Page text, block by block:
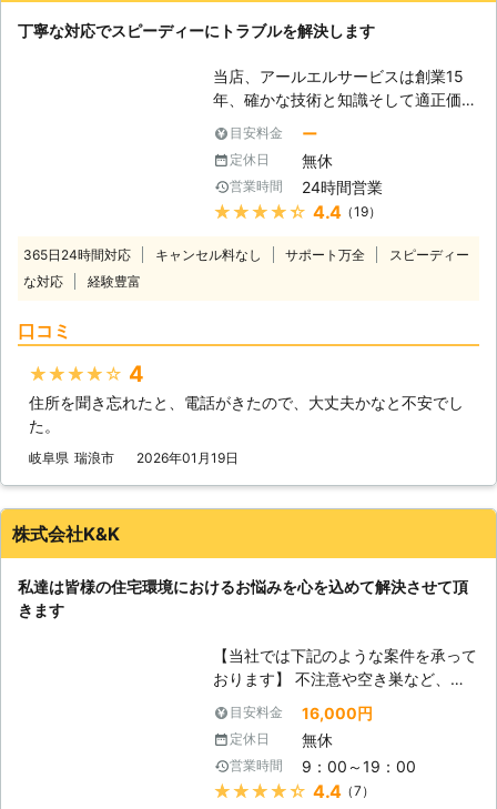
けることも可能でございますので、お
と思います。 【出張料・お見積り無
料】 さらに、急なガラス修理では請
求されがちな出張費・お見積り料金
も、当社では無料にておこなっており
ます。「他社の出張料が高額で、一度
修理をあきらめました…」といったご
内容でも、ご相談をお待ちしておりま
す。
丁寧な対応でスピーディーにトラブルを解決します
当店、アールエルサービスは創業15
年、確かな技術と知識そして適正価格
で対応しております。 ガラスの割れ
換え・ペアガラスへの取替・防犯ガラ
ス・内窓の設置・網戸の新規取付・網
戸の張替え・飛散防止・ＵＶカットフ
ィルム施工・鍵の修理交換。ドアクロ
作業しております。緊急割れ換え等、
で、防犯ガラス・防犯錠への交換を得
談は無料ですので、ご気軽にお問合せ
いです。しかし、ガラスにはこの他に
ラスに針金を埋め込んでいる網入りガ
ラスは、災害時、特に火災時にガラス
が割れて、外に火炎が吹き出したり、
他の住宅などから火炎が侵入すること
を防ぐ役割があります。また、二枚の
ガラスの間に空気の層ほ挟み込んだペ
アガラス、二枚のガラスの間に、強化
目安料金 ー
定休日 無休
営業時間 24時間営業
★★★★★ 4.4（19）
365日24時間対応 キャンセル料なし サポート万全
スピーディー
な対応
経験豊富
口コミ
★★★★★ 4
住所を聞き忘れたと、電話がきたので、大丈夫かなと不安でし
た。
岐阜県 瑞浪市 2026年01月19日
株式会社K&K
私達は皆様の住宅環境におけるお悩みを心を込めて解決させて頂
きます
【当社では下記のような案件を承って
おります】 不注意や空き巣など、ガ
ラスが割れてしまった時は、ご連絡を
いただければ、ガラスの交換や修理の
ためにすぐに駆けつけます。 ご近所
のお宅に空き巣が入り、ご自分の家に
も入られるのではと不安に思っていら
目安料金 16,000円
定休日 無休
営業時間 9：00～19：00
★★★★★ 4.4（7）